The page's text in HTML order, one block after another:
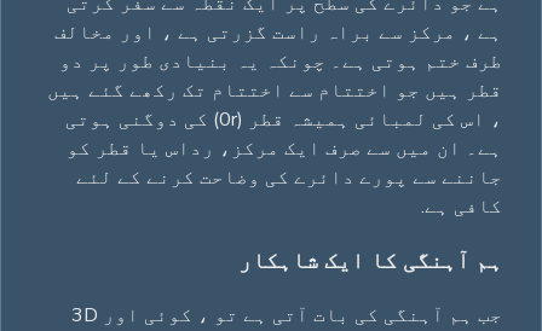
ہے ، مرکز سے براہ راست گزرتی ہے ، اور مخالف
طرف ختم ہوتی ہے۔ چونکہ یہ بنیادی طور پر دو
قطر ہیں جو اختتام سے اختتام تک رکھے گئے ہیں
، اس کی لمبائی ہمیشہ قطر (0r) کی دوگنی ہوتی
ہے۔ ان میں سے صرف ایک مرکز، رداس یا قطر کو
جاننے سے پورے دائرے کی وضاحت کرنے کے لئے
کافی ہے.
ہم آہنگی کا ایک شاہکار
جب ہم آہنگی کی بات آتی ہے تو ، کوئی اور 3D